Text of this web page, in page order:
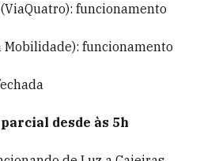
funcionamento
Mobilidade): funcionamento
desde às 5h